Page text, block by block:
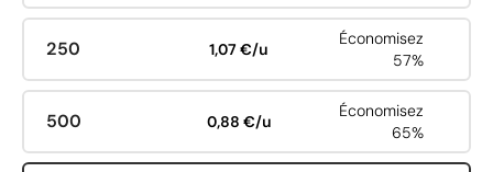
250 1,07 €/u
Économisez
57%
500 0,88 €/u
Économisez
65%